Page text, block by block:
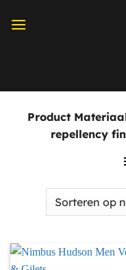
naar
Product
repellency